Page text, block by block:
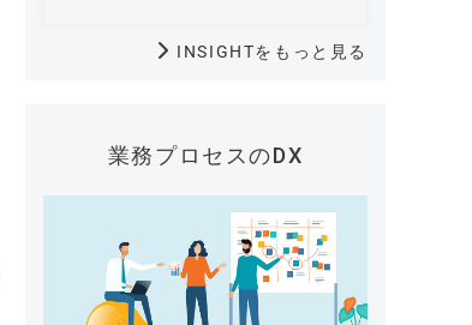
INSIGHTをもっと見る
業務プロセスのDX